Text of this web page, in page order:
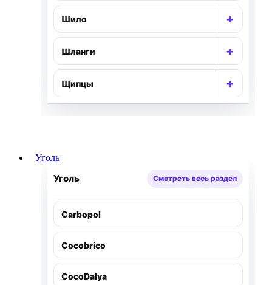
Шило +
Шланги +
Щипцы +
Уголь
Уголь Смотреть весь раздел
Carbopol
Cocobrico
CocoDalya